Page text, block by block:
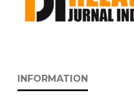
INFORMATION